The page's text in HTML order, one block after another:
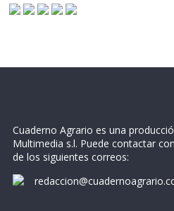
Cuaderno Agrario es una
Multimedia s.l. Puede contactar
de los siguientes correos: